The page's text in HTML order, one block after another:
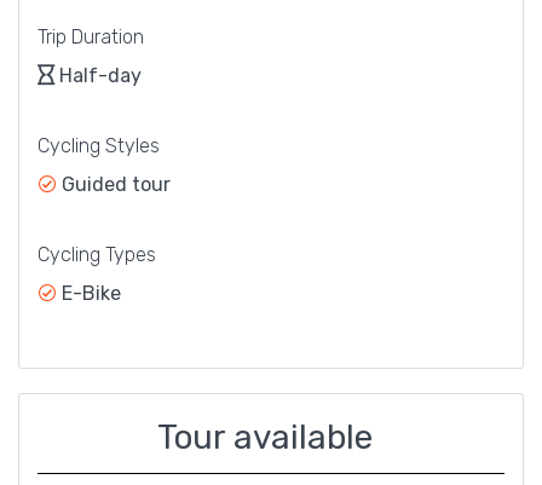
Trip Duration
Half-day
Cycling Styles
Guided tour
Cycling Types
E-Bike
Tour available